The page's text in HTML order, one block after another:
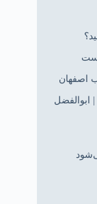
اصفهان
ابوالفضل